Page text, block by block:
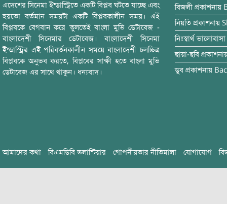
এদেশের সিনেমা ইন্ডাস্ট্রিতে একটি বিপ্লব ঘটতে যাচ্ছে এবং
হয়তো বর্তমান সময়টা একটি বিপ্লবকালীন সময়। এই
বিপ্লবকে বেগবান করে তুলতেই বাংলা মুভি ডেটাবেজ -
বাংলাদেশী সিনেমার ডেটাবেজ। বাংলাদেশী সিনেমা
ইন্ডাস্ট্রির এই পরিবর্তনকালীন সময়ে বাংলাদেশী চলচ্চিত্র
বিপ্লবকে অনুভব করতে, বিপ্লবের সাক্ষী হতে বাংলা মুভি
ডেটাবেজ এর সাথে থাকুন। ধন্যবাদ।
বিজলী প্রকাশনায়
নিয়তি প্রকাশনায়
নিঃস্বার্থ ভালোবাসা
ছায়া-ছবি
ডুব প্রকাশনায়
আমাদের কথা বিএমডিবি ভলান্টিয়ার গোপনীয়তার নীতিমালা যোগাযোগ